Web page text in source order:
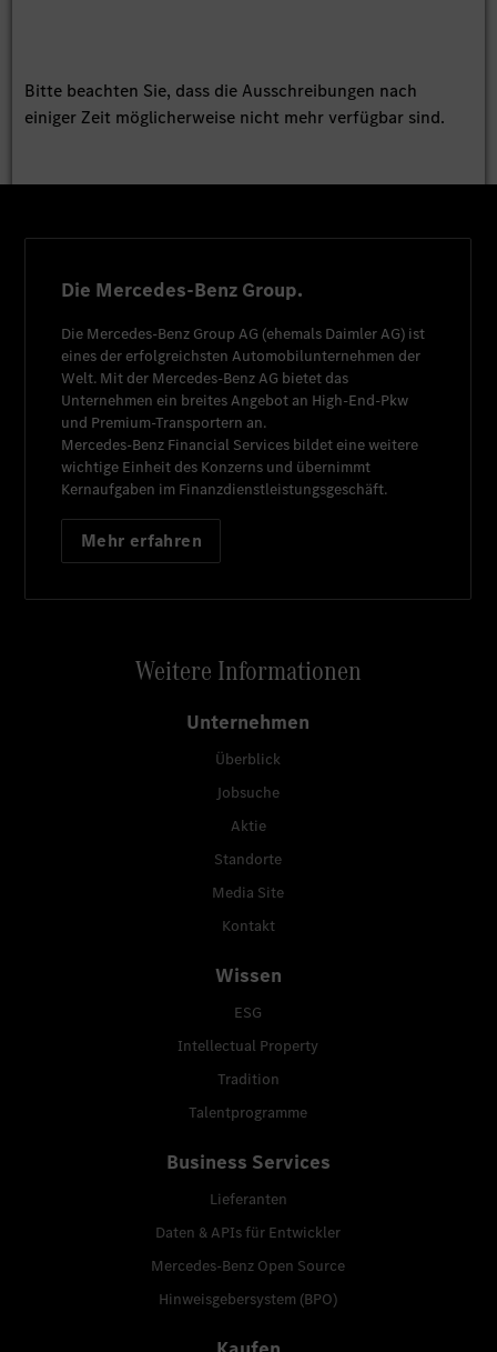
Bitte beachten Sie, dass die Ausschreibungen nach
einiger Zeit möglicherweise nicht mehr verfügbar sind.
Die Mercedes-Benz Group.
Die Mercedes-Benz Group AG (ehemals Daimler AG) ist
eines der erfolgreichsten Automobilunternehmen der
Welt. Mit der Mercedes-Benz AG bietet das
Unternehmen ein breites Angebot an High-End-Pkw
und Premium-Transportern an.
Mercedes-Benz Financial Services bildet eine weitere
wichtige Einheit des Konzerns und übernimmt
Kernaufgaben im Finanzdienstleistungsgeschäft.
Mehr erfahren
Weitere Informationen
Unternehmen
Überblick
Jobsuche
Aktie
Standorte
Media Site
Kontakt
Wissen
ESG
Intellectual Property
Tradition
Talentprogramme
Business Services
Lieferanten
Daten & APIs für Entwickler
Mercedes-Benz Open Source
Hinweisgebersystem (BPO)